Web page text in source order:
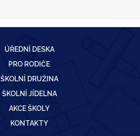
ÚŘEDNÍ DESKA
PRO RODIČE
ŠKOLNÍ DRUŽINA
ŠKOLNÍ JÍDELNA
AKCE ŠKOLY
KONTAKTY